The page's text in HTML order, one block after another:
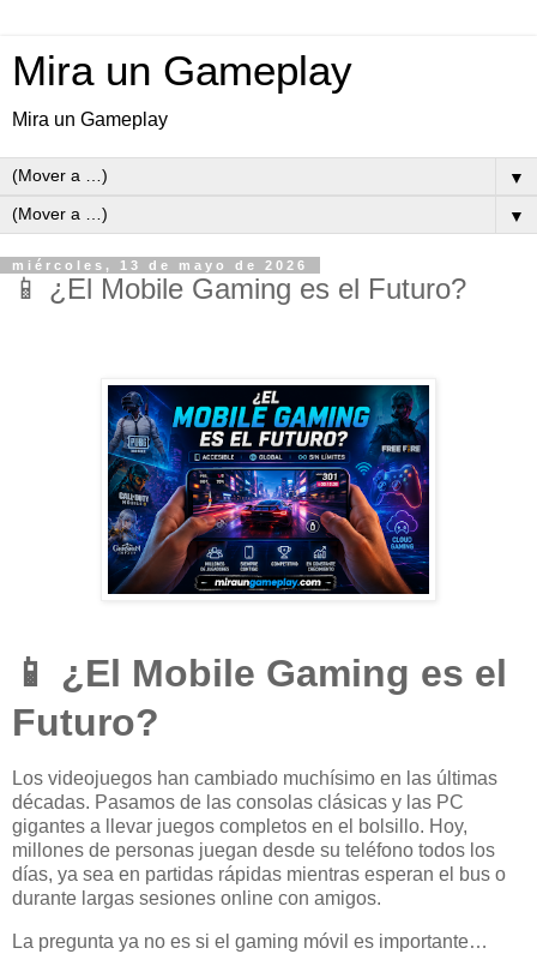
Mira un Gameplay
Mira un Gameplay
▼
▼
miércoles, 13 de mayo de 2026
📱 ¿El Mobile Gaming es el Futuro?
📱 ¿El Mobile Gaming es el
Futuro?
Los videojuegos han cambiado muchísimo en las últimas
décadas. Pasamos de las consolas clásicas y las PC
gigantes a llevar juegos completos en el bolsillo. Hoy,
millones de personas juegan desde su teléfono todos los
días, ya sea en partidas rápidas mientras esperan el bus o
durante largas sesiones online con amigos.
La pregunta ya no es si el gaming móvil es importante…